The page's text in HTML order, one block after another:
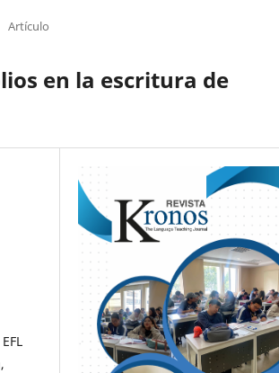
Artículo
en la escritura de